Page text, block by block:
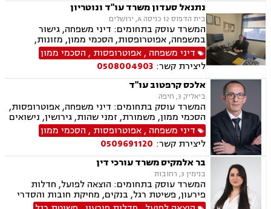
נתנאל סעדון משרד עו"ד ונוטריון
בית הדפוס 12 כניסה A, ירושלים
המשרד עוסק בתחומים: דיני משפחה, גישור
במשפחה, אפוטרופסות, הסכמי ממון, מזונות,
משמורת, גירושין, טוען רבני, חלוקת רכוש, מעמד
אישי, תיאום הורי, זמני שהות, ניכור הורי, עסקאות
מתנה, ידועים בציבור, ירושות וצוואות, נוטריון, ייפוי
כוח מתמשך, הוצאה לפועל, חדלות פירעון, תביעות
מסחריות, דיני חוזים, מקרקעין ונדל"ן, עסקאות מכר
דירה, עסקאות מכר יד שניה מקבלן, משפט מסחרי,
דיני חברות, ליטיגציה מסחרית ונדל"נית, דיני
עמותות
דיני משפחה ,אפוטרופסות , הסכמי ממון
ליצירת קשר: 0508004903
אלכס קרפטוב עו"ד
ביאליק 3, חיפה
המשרד עוסק בתחומים: דיני משפחה, אפוטרופסות,
הסכמי ממון, משמורת, זמני שהות, גירושין, נישואים
אזרחיים, חלוקת רכוש, מעמד אישי, תיאום הורי,
ניכור הורי, ירושות וצוואות, ייפוי כוח מתמשך.
דיני משפחה ,אפוטרופסות , הסכמי ממון
ליצירת קשר: 0509691120
בר אלמקיס משרד עורכי דין
בנימין 3, רחובות
המשרד עוסק בתחומים: הוצאה לפועל, חדלות
פירעון, פשיטת רגל, בנקים, מחיקת חובות והסדרי
חוב, דיני משפחה, גישור במשפחה, ידועים בציבור,